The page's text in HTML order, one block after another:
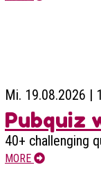
Mi. 19.08.2026 |
Pubquiz
40+ challenging
MORE